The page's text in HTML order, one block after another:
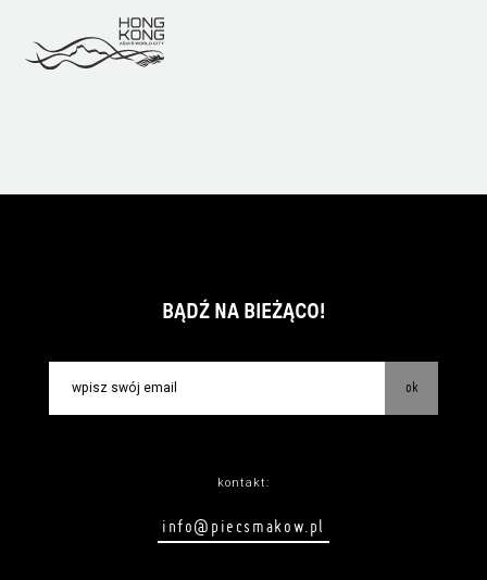
BĄDŹ NA BIEŻĄCO!
ok
kontakt:
info@piecsmakow.pl